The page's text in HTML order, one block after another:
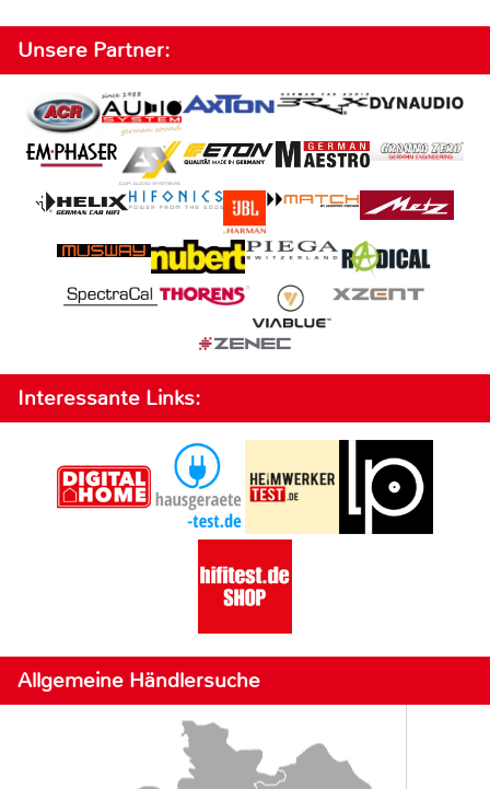
Unsere Partner:
Interessante Links:
Allgemeine Händlersuche